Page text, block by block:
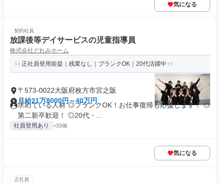
気になる
契約社員
放課後等デイサービスの児童指導員
株式会社どれみホーム
正社員登用前提｜残業なし｜ブランクOK｜20代活躍中
〒573-0022大阪府枚方市宮之阪
月給21万8000円～40万円
求めている人材 ◎ブランクOK！お仕事復帰も応援します！ ◎
第二新卒歓迎！ ◎20代・...
社員登用あり +33個
気になる
正社員